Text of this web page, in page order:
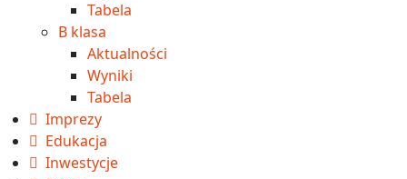
Tabela
B klasa
Aktualności
Wyniki
Tabela
Imprezy
Edukacja
Inwestycje